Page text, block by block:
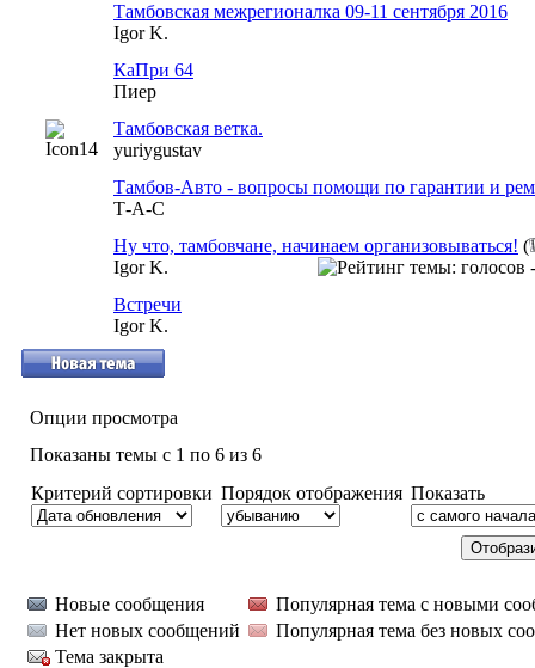
Тамбовская межрегионалка 09-11 сентября 2016
Igor K.
КаПри 64
Пиер
Тамбовская ветка.
yuriygustav
Тамбов-Авто - вопросы помощи по гарантии и
Т-А-С
Ну что, тамбовчане, начинаем организовываться! (
Igor K.
Встречи
Igor K.
Опции просмотра
Показаны темы с 1 по 6 из 6
Критерий сортировки Порядок отображения Показать
Новые сообщения
Популярная тема с новыми
Нет новых сообщений
Популярная тема без новых
Тема закрыта